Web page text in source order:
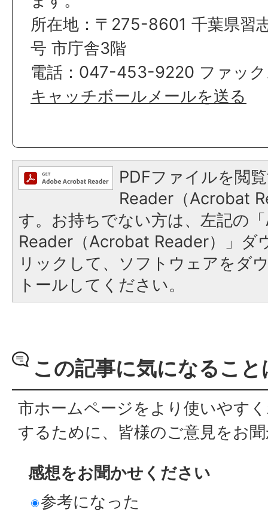
所在地：〒275-8601 千葉県習
号 市庁舎3階
電話：047-453-9220 ファッ
キャッチボールメールを送る
PDFファイルを閲
Reader（Acrobat
す。お持ちでない方は、左記の
Reader（Acrobat Reader）」ダ
リックして、ソフトウェアをダ
トールしてください。
この記事に気になるこ
市ホームページをより使いやす
するために、皆様のご意見をお
感想をお聞かせください
参考になった